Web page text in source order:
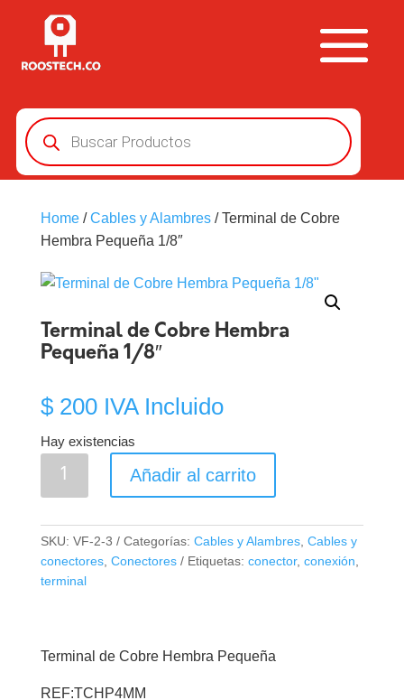
Búsqueda
de
productos
Home/Cables y Alambres/ Terminal de Cobre
Hembra Pequeña 1/8″
Terminal de Cobre Hembra
Pequeña 1/8″
$200 IVA Incluido
Hay existencias
Terminal
Pequeña
1/8"
Añadir al carrito
SKU: VF-2-3 Categorías: Cables y Alambres, Cables y
conectores, Conectores Etiquetas: conector, conexión
terminal
Terminal de Cobre Hembra Pequeña
REF:TCHP4MM